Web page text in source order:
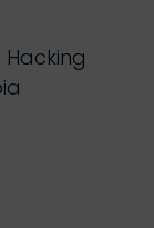
Hacking